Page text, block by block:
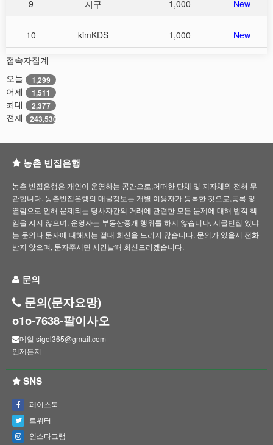
9 지구 1,000 New
10 kimKDS 1,000 New
접속자집계
오늘
1,299
어제 1,511
최대 2,377
전체 243,530
농촌 빈집은행
농촌 빈집은행은 개인이 운영하는 공간으로,어떠한 단체 및 지자체와 전혀 무
관합니다. 농촌빈집은행의 매물정보는 개별 이용자가 등록한 것으로,등록 및
열람으로 인해 문제되는 당사자간의 거래에 관련한 모든 문제에 대해 법적 책
임을 지지 않으며, 운영자는 부동산중개 행위를 하지 않습니다. 시골빈집 있냐
는 문의나 문자에 대해서는 절대 회신을 드리지 않습니다. 문의가 있을시 전화
받지 않으며, 문자주시면 시간날때 회신드리겠습니다.
문의
문의(문자요망)
o1o-7638-팔이사오
메일 sigol365@gmail.com
언제든지
SNS
페이스북
트위터
인스타그램